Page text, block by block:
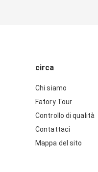
circa
Chi siamo
Fatory Tour
Controllo di qualità
Contattaci
Mappa del sito